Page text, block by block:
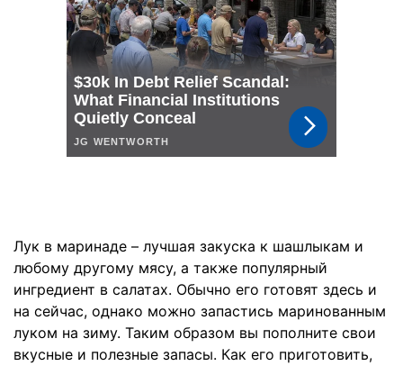
Лук в маринаде – лучшая закуска к шашлыкам и
любому другому мясу, а также популярный
ингредиент в салатах. Обычно его готовят здесь и
на сейчас, однако можно запастись маринованным
луком на зиму. Таким образом вы пополните свои
вкусные и полезные запасы. Как его приготовить,